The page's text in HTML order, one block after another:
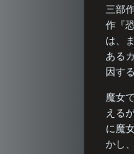
三部
作『
は、
ある
因する
魔女
える
に魔
かし